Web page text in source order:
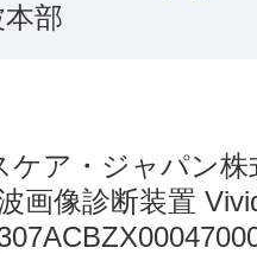
部
ケア・ジャパン株
画像診断装置